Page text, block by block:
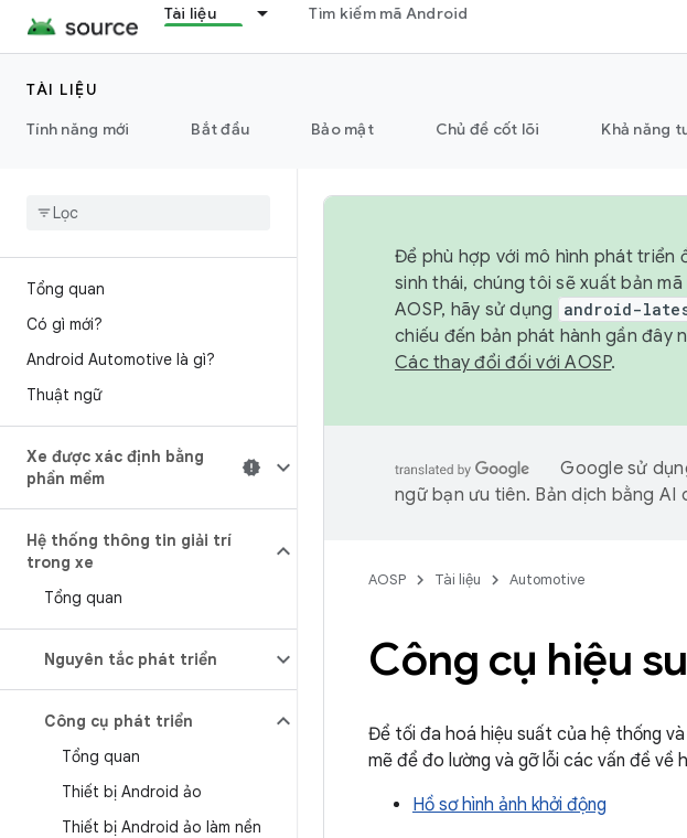
Tài liệu Tìm kiếm mã Android
TÀI LIỆU
Tính năng mới
Bắt đầu Bảo mật Chủ đề cốt lõi Khả năng
Tổng quan
Có gì mới?
Android Automotive là gì?
Thuật ngữ
Xe được xác định bằng
phần mềm
Hệ thống thông tin giải trí
trong xe
Tổng quan
Nguyên tắc phát triển
Công cụ phát triển
Tổng quan
Thiết bị Android ảo
Thiết bị Android ảo làm nền
Để phù hợp với mô hình phát triển
sinh thái, chúng tôi sẽ xuất bản
AOSP, hãy sử dụng
android-
chiếu đến bản phát hành gần đây
Các thay đổi đối với AOSP.
Google sử
ngữ bạn ưu tiên. Bản dịch bằng AI
AOSP Tài liệu Automotive
Công cụ hiệu
Để tối đa hoá hiệu suất của hệ thống
mẽ để đo lường và gỡ lỗi các vấn đề về
Hồ sơ hình ảnh khởi động